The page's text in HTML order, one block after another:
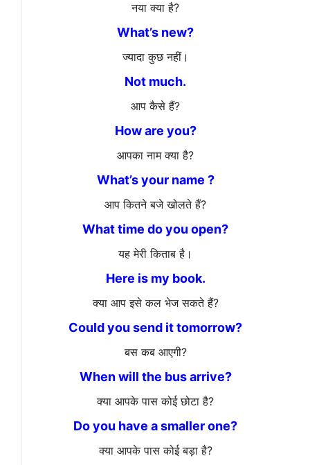
नया क्या है?
What’s new?
ज्यादा कुछ नहीं।
Not much.
आप कैसे हैं?
How are you?
आपका नाम क्या है?
What’s your name ?
आप कितने बजे खोलते हैं?
What time do you open?
यह मेरी किताब है।
Here is my book.
क्या आप इसे कल भेज सकते हैं?
Could you send it tomorrow?
बस कब आएगी?
When will the bus arrive?
क्या आपके पास कोई छोटा है?
Do you have a smaller one?
क्या आपके पास कोई बड़ा है?